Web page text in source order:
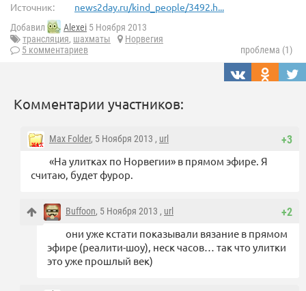
Источник: news2day.ru/kind_people/3492.h...
Добавил Alexei 5 Ноября 2013
трансляция, шахматы
Норвегия
5 комментариев
проблема (1)
Комментарии участников:
+3
Max Folder, 5 Ноября 2013 , url
«На улитках по Норвегии» в прямом эфире. Я
считаю, будет фурор.
+2
Buffoon, 5 Ноября 2013 , url
они уже кстати показывали вязание в прямом
эфире (реалити-шоу), неск часов… так что улитки
это уже прошлый век)